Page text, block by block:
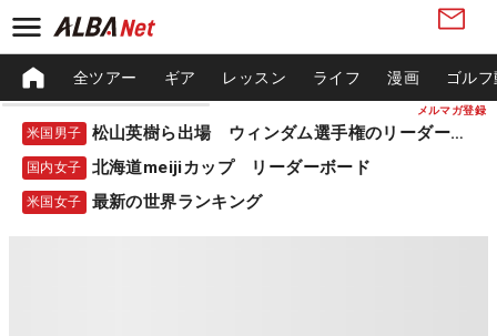
メルマガ登録
全ツアー ギア レッスン ライフ 漫画 ゴル
米国男子 松山英樹ら出場 ウィンダム選手権のリーダーボード
国内女子 北海道meijiカップ リーダーボード
米国女子 最新の世界ランキング